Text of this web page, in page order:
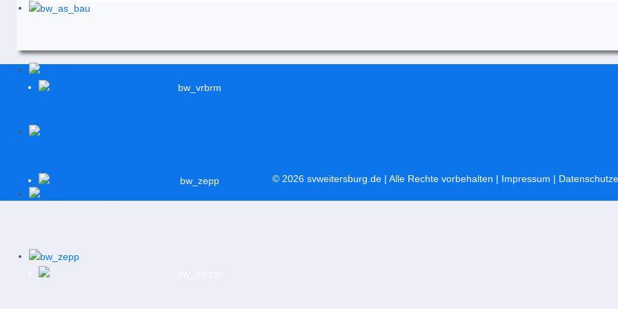
© 2026 svweitersburg.de | Alle Rechte vorbehalten | Impressum |